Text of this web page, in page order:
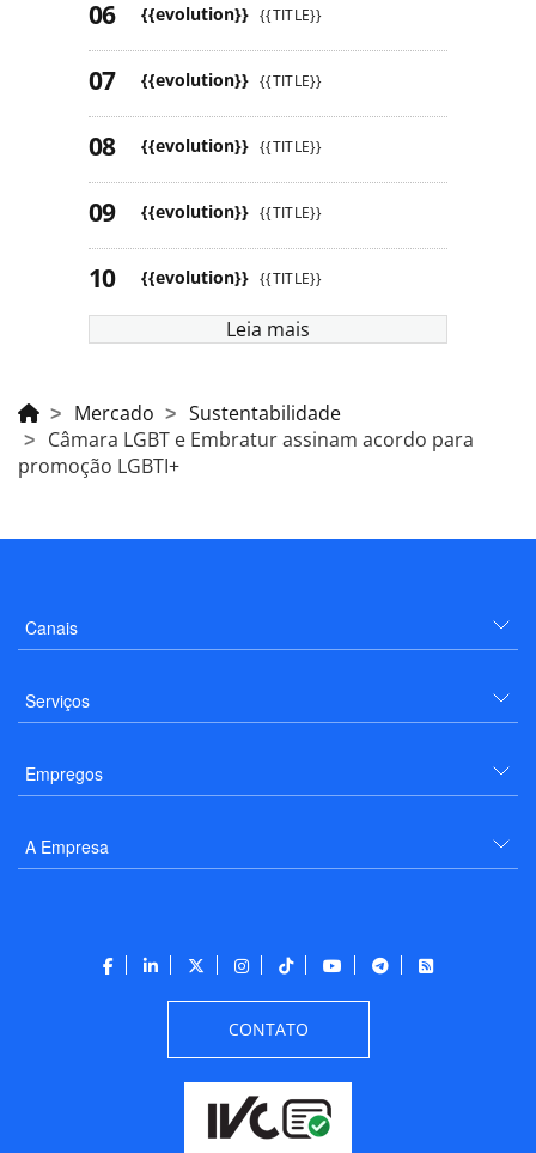
{{evolution}} {{TITLE}}
{{evolution}} {{TITLE}}
{{evolution}} {{TITLE}}
{{evolution}} {{TITLE}}
{{evolution}} {{TITLE}}
Leia mais
Mercado
Sustentabilidade
Câmara LGBT e Embratur assinam acordo para
promoção LGBTI+
Canais
Serviços
Empregos
A Empresa
CONTATO